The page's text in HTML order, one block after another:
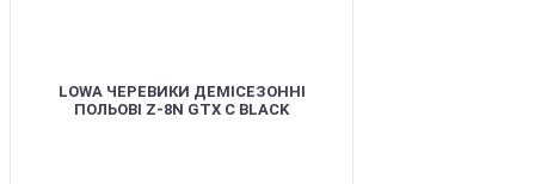
LOWA ЧЕРЕВИКИ ДЕМІСЕЗОННІ
ПОЛЬОВІ Z-8N GTX C BLACK